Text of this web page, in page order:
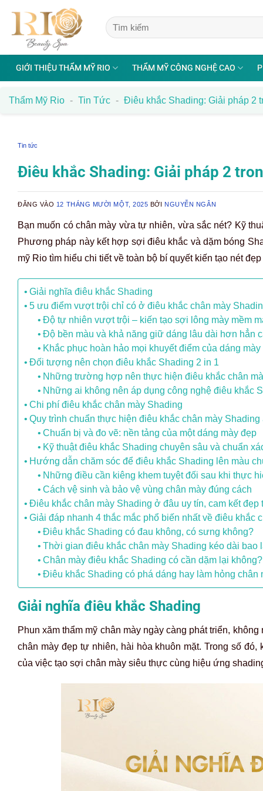
nội
GIỚI THIỆU THẨM MỸ RIO THẨM MỸ CÔNG NGHỆ CAO
Thẩm Mỹ Rio - Tin Tức - Điêu khắc Shading: Giải pháp 2
Tin tức
Điêu khắc Shading: Giải pháp 2
ĐĂNG VÀO 12 THÁNG MƯỜI MỘT, 2025 BỞI NGUYỄN NGÂN
Bạn muốn có chân mày vừa tự nhiên, vừa sắc nét? Kỹ
Phương pháp này kết hợp sợi điêu khắc và dặm bóng
mỹ Rio tìm hiểu chi tiết về toàn bộ bí quyết kiến tạo nét
Giải nghĩa điêu khắc Shading
5 ưu điểm vượt trội chỉ có ở điêu khắc chân mày
Độ tự nhiên vượt trội – kiến tạo sợi lông mày mềm
Độ bền màu và khả năng giữ dáng lâu dài hơn hẳn
Khắc phục hoàn hảo mọi khuyết điểm của dáng mày
Đối tượng nên chọn điêu khắc Shading 2 in 1
Những trường hợp nên thực hiện điêu khắc chân
Những ai không nên áp dụng công nghệ điêu khắc
Chi phí điêu khắc chân mày Shading
Quy trình chuẩn thực hiện điêu khắc chân mày Shading
Chuẩn bị và đo vẽ: nền tảng của một dáng mày đẹp
Kỹ thuật điêu khắc Shading chuyên sâu và chuẩn
Hướng dẫn chăm sóc để điêu khắc Shading lên màu
Những điều cần kiêng khem tuyệt đối sau khi thực
Cách vệ sinh và bảo vệ vùng chân mày đúng cách
Điêu khắc chân mày Shading ở đâu uy tín, cam kết đẹp
Giải đáp nhanh 4 thắc mắc phổ biến nhất về điêu khắc
Điêu khắc Shading có đau không, có sưng không?
Thời gian điêu khắc chân mày Shading kéo dài bao
Chân mày điêu khắc Shading có cần dặm lại không?
Điêu khắc Shading có phá dáng hay làm hỏng chân
Giải nghĩa điêu khắc Shading
Phun xăm thẩm mỹ chân mày ngày càng phát triển,
chân mày đẹp tự nhiên, hài hòa khuôn mặt. Trong số
của việc tạo sợi chân mày siêu thực cùng hiệu ứng